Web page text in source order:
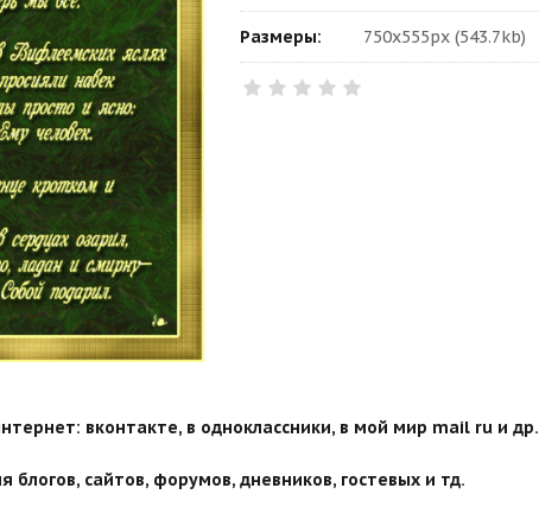
Размеры: 750x555px (543.7kb)
вконтакте, в одноклассники, в мой мир mail ru и др.
блогов, сайтов, форумов, дневников, гостевых и тд.